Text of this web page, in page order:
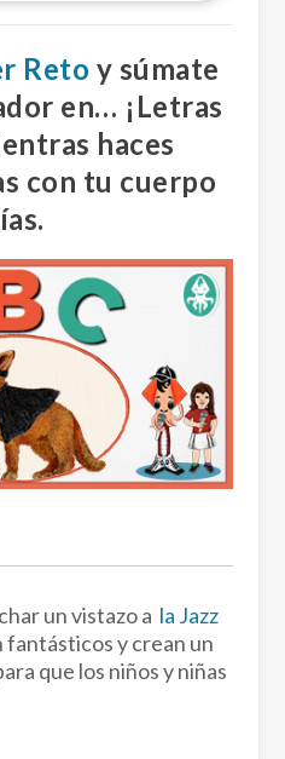
Reto y súmate
en… ¡Letras
haces
con tu cuerpo
un vistazo a la Jazz
fantásticos y crean un
que los niños y niñas